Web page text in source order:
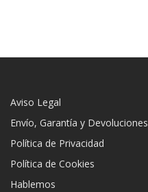
Aviso Legal
Envío, Garantía y Devoluciones
Política de Privacidad
Política de Cookies
Hablemos